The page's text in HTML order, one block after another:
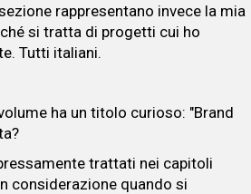
rappresentano invece la mia
si tratta di progetti cui ho
Tutti italiani.
ha un titolo curioso: "Brand
trattati nei capitoli
considerazione quando si